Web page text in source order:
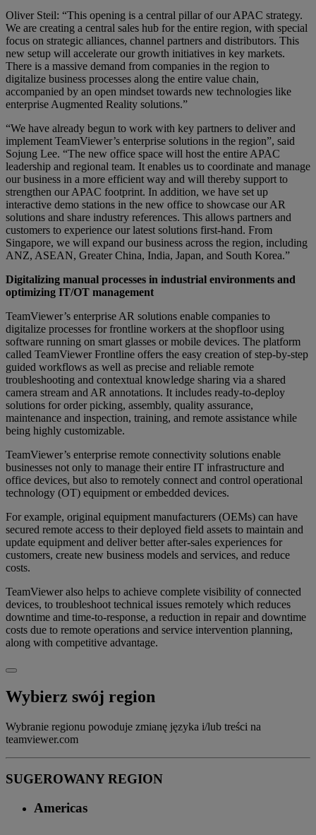
Oliver Steil: “This opening is a central pillar of our APAC strategy.
We are creating a central sales hub for the entire region, with special
focus on strategic alliances, channel partners and distributors. This
new setup will accelerate our growth initiatives in key markets.
There is a massive demand from companies in the region to
digitalize business processes along the entire value chain,
accompanied by an open mindset towards new technologies like
enterprise Augmented Reality solutions.”
“We have already begun to work with key partners to deliver and
implement TeamViewer’s enterprise solutions in the region”, said
Sojung Lee. “The new office space will host the entire APAC
leadership and regional team. It enables us to coordinate and manage
our business in a more efficient way and will thereby support to
strengthen our APAC footprint. In addition, we have set up
interactive demo stations in the new office to showcase our AR
solutions and share industry references. This allows partners and
customers to experience our latest solutions first-hand. From
Singapore, we will expand our business across the region, including
ANZ, ASEAN, Greater China, India, Japan, and South Korea.”
Digitalizing manual processes in industrial environments and
optimizing IT/OT management
TeamViewer’s enterprise AR solutions enable companies to
digitalize processes for frontline workers at the shopfloor using
software running on smart glasses or mobile devices. The platform
called TeamViewer Frontline offers the easy creation of step-by-step
guided workflows as well as precise and reliable remote
troubleshooting and contextual knowledge sharing via a shared
camera stream and AR annotations. It includes ready-to-deploy
solutions for order picking, assembly, quality assurance,
maintenance and inspection, training, and remote assistance while
being highly customizable.
TeamViewer’s enterprise remote connectivity solutions enable
businesses not only to manage their entire IT infrastructure and
office devices, but also to remotely connect and control operational
technology (OT) equipment or embedded devices.
For example, original equipment manufacturers (OEMs) can have
secured remote access to their deployed field assets to maintain and
update equipment and deliver better after-sales experiences for
customers, create new business models and services, and reduce
costs.
TeamViewer also helps to achieve complete visibility of connected
devices, to troubleshoot technical issues remotely which reduces
downtime and time-to-response, a reduction in repair and downtime
costs due to remote operations and service intervention planning,
along with competitive advantage.
Wybierz swój region
Wybranie regionu powoduje zmianę języka i/lub treści na
teamviewer.com
SUGEROWANY REGION
Americas